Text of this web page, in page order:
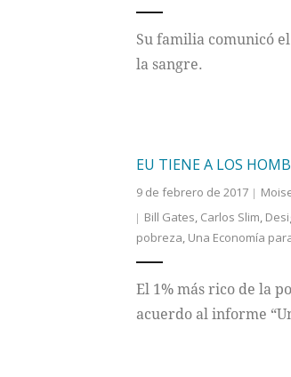
Su familia comunicó
la sangre.
EU TIENE A LOS
9 de febrero de 2017
Bill Gates, Carlos Slim,
pobreza, Una Economía
El 1% más rico de la
acuerdo al informe